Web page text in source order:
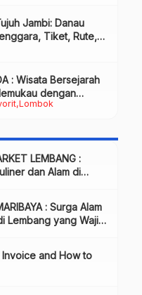
Jambi: Danau
Tiket, Rute,
Lombok
: Wisata Bersejarah
dengan
LEMBANG :
dan Alam di
: Surga Alam
Lembang yang Wajib
Invoice and How to